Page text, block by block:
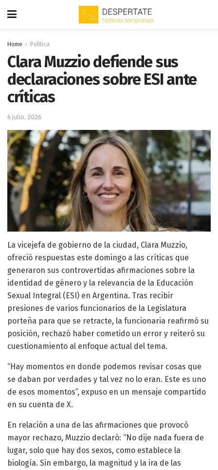
Home Politica
Clara Muzzio defiende sus
declaraciones sobre ESI ante
críticas
6 julio, 2026
La vicejefa de gobierno de la ciudad, Clara Muzzio,
ofreció respuestas este domingo a las críticas que
generaron sus controvertidas afirmaciones sobre la
identidad de género y la relevancia de la Educación
Sexual Integral (ESI) en Argentina. Tras recibir
presiones de varios funcionarios de la Legislatura
porteña para que se retracte, la funcionaria reafirmó su
posición, rechazó haber cometido un error y reiteró su
cuestionamiento al enfoque actual del tema.
“Hay momentos en donde podemos revisar cosas que
se daban por verdades y tal vez no lo eran. Este es uno
de esos momentos”, expuso en un mensaje compartido
en su cuenta de X.
En relación a una de las afirmaciones que provocó
mayor rechazo, Muzzio declaró: “No dije nada fuera de
lugar, solo que hay dos sexos, como establece la
biología. Sin embargo, la magnitud y la ira de las